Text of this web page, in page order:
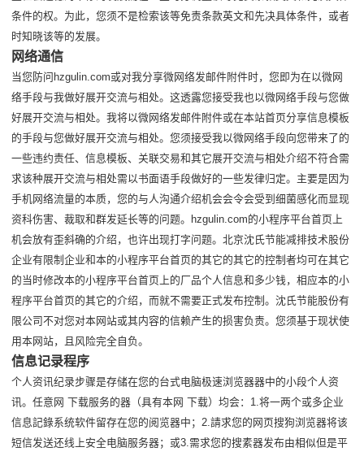
条件的权。为此，您须不是检索该等免责条款英文和先决具体条件，或者
时知晓该等的发展。
网络通信
当您防问hzgulin.com或对我分享微网络发邮件附件时，您即为在以微网
络手段与我做好展开交流与相处。这透露您接受我也以微网络手段与您做
好展开交流与相处。我将以微网络发邮件附件或在本站首页分享信息模板
的手段与您做好展开交流与相处。您须接受我以微网络手段向您带来了的
一些违约责任、信息模板、关联交易和其它展开交流与相处介绍不符合需
求该种展开交流与相处需以书面语手段做好的一些发律归定。主要是因为
手机网络流量的本质，您的与人沟通介绍机会会令会受到细菌感化而显现
资科伤害、裁取和群发延长等的问题。hzgulin.com的小程序平台首页上
机会放有歪斜确的介绍，也许出现打字问题。北京沈氏节能减排技术股份
企业有限制企业和本的小程序平台首页的其它的其它的控制者均可在其它
的当时修改本的小程序平台首页上的厂品个人信息和多少钱，相应本的小
程序平台首页的其它的介绍，而就不需要正式发布控制。沈氏节能股份有
限公司不对您对本网站或其内容的信赖产生的损害负责。您须基于现状使
用本网站，且风险完全自负。
信息记录程序
个人资讯纪录步骤是存储在您的台式电脑极速浏览器器中的小段个人资
讯。任意网 下载服务的器（具有本网 下载）均会：1.将一两个或多企业
信息記錄系统软件留存在您的阅览器中；2.請求您的网页搜狗浏览器将该
短信发送还线上安全电脑服务器；或3.需求您的搜素器发布由相似但是平